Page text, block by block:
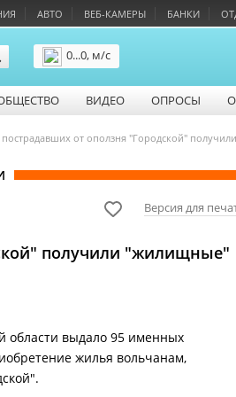
АВТО ВЕБ-КАМЕРЫ БАНКИ
0...0, м/с
ВИДЕО ОПРОСЫ
пострадавших от оползня "Городской"
Версия для
получили "жилищные"
области выдало 95 именных
жилья вольчанам,